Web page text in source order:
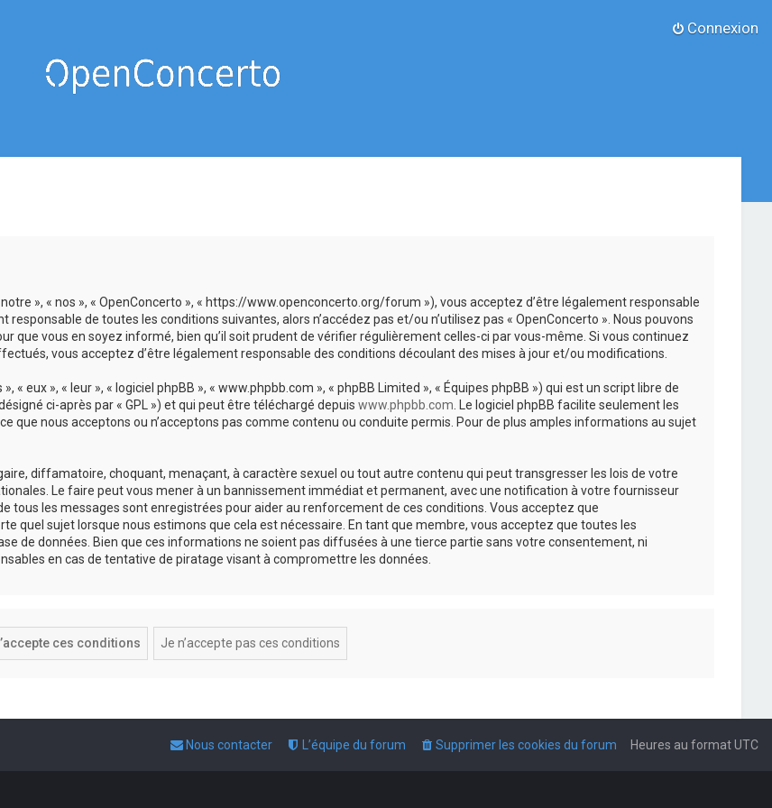
Connexion
», « nos », « OpenConcerto », « https://www.openconcerto.org/forum »), vous acceptez d’être légalement responsable
responsable de toutes les conditions suivantes, alors n’accédez pas et/ou n’utilisez pas « OpenConcerto ». Nous pouvons
que vous en soyez informé, bien qu’il soit prudent de vérifier régulièrement celles-ci par vous-même. Si vous continuez
vous acceptez d’être légalement responsable des conditions découlant des mises à jour et/ou modifications.
eux », « leur », « logiciel phpBB », « www.phpbb.com », « phpBB Limited », « Équipes phpBB ») qui est un script libre de
ci-après par « GPL ») et qui peut être téléchargé depuis www.phpbb.com . Le logiciel phpBB facilite seulement les
que nous acceptons ou n’acceptons pas comme contenu ou conduite permis. Pour de plus amples informations au sujet
diffamatoire, choquant, menaçant, à caractère sexuel ou tout autre contenu qui peut transgresser les lois de votre
Le faire peut vous mener à un bannissement immédiat et permanent, avec une notification à votre fournisseur
tous les messages sont enregistrées pour aider au renforcement de ces conditions. Vous acceptez que
quel sujet lorsque nous estimons que cela est nécessaire. En tant que membre, vous acceptez que toutes les
de données. Bien que ces informations ne soient pas diffusées à une tierce partie sans votre consentement, ni
en cas de tentative de piratage visant à compromettre les données.
Heures au formatUTC
Supprimer les cookies du forum
L’équipe du forum
Nous contacter